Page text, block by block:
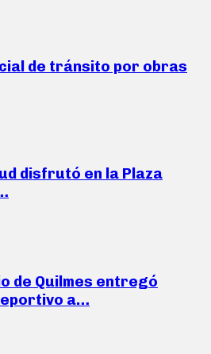
de tránsito por obras
disfrutó en la Plaza
de Quilmes entregó
a…